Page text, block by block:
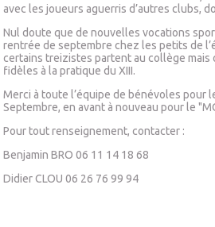
avec les joueurs aguerris d’autres clubs,
Nul doute que de nouvelles vocations
rentrée de septembre chez les petits de
certains treizistes partent au collège
fidèles à la pratique du XIII.
Merci à toute l’équipe de bénévoles pour
Septembre, en avant à nouveau pour le
Pour tout renseignement, contacter :
Benjamin BRO 06 11 14 18 68
Didier CLOU 06 26 76 99 94